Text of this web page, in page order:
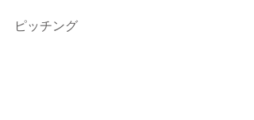
ピッチング